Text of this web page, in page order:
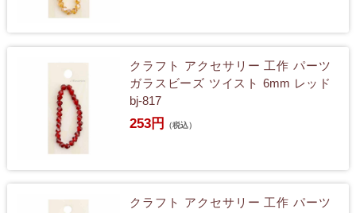
クラフト アクセサリー 工作 パーツ
ガラスビーズ ツイスト 6mm レッド
bj-817
253円 （税込）
クラフト アクセサリー 工作 パーツ